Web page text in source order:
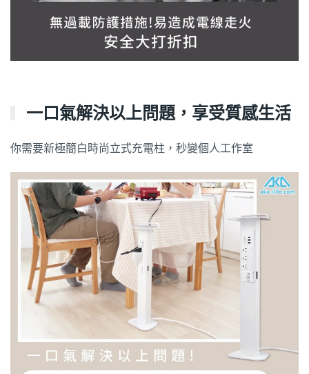
一口氣解決以上問題，享受質感生活
你需要新極簡白時尚立式充電柱，秒變個人工作室